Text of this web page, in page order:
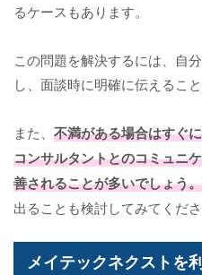
るケースもあります。
この問題を解決するには、自
し、面談時に明確に伝えるこ
また、 不満がある場合はすぐ
コンサルタントとのコミュニ
善されることが多いでしょう。
出ることも検討してみてくださ
メイテックネクストを